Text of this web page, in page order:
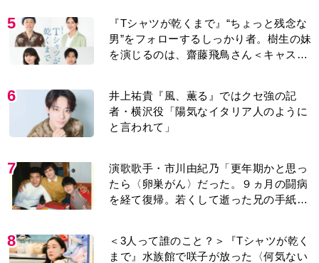
5
『Tシャツが乾くまで』“ちょっと残念な
男”をフォローするしっかり者。樹生の妹
を演じるのは、齋藤飛鳥さん＜キャスト
6
井上祐貴『風、薫る』ではクセ強の記
者・横沢役「陽気なイタリア人のように
と言われて」
7
演歌歌手・市川由紀乃「更年期かと思っ
たら〈卵巣がん〉だった。９ヵ月の闘病
を経て復帰。若くして逝った兄の手紙を
8
＜3人って誰のこと？＞『Tシャツが乾く
まで』水族館で咲子が放った〈何気ない